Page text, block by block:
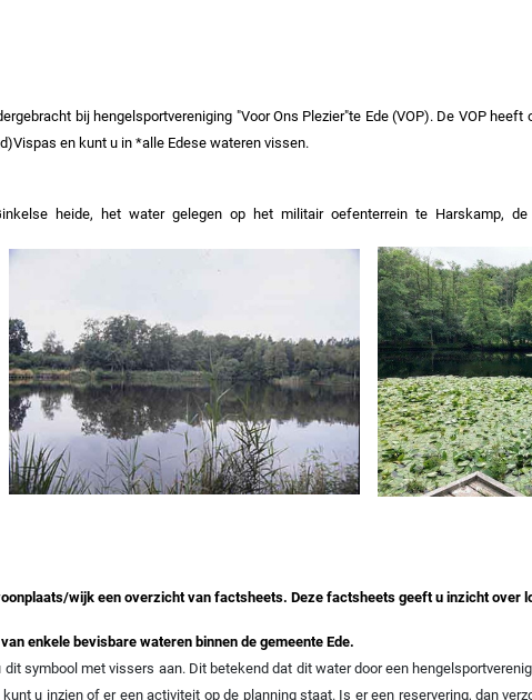
bij hengelsportvereniging "Voor Ons Plezier"te Ede (VOP). De VOP
en kunt u in *alle Edese wateren vissen.
heide, het water gelegen op het militair oefenterrein te Harskamp,
wijk een overzicht van factsheets. Deze factsheets geeft u inzicht over
enkele bevisbare wateren binnen de gemeente Ede.
symbool met vissers aan. Dit betekend dat dit water door een
u inzien of er een activiteit op de planning staat. Is er een reservering, dan